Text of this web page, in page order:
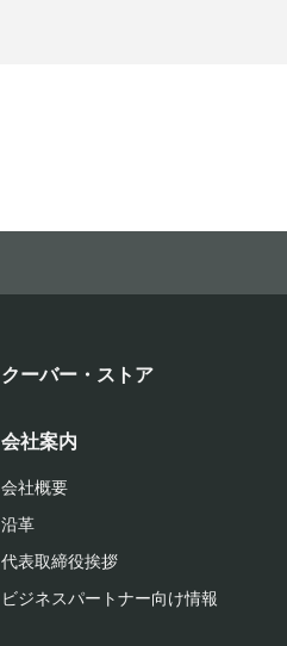
クーバー・ストア
会社案内
会社概要
沿革
代表取締役挨拶
ビジネスパートナー向け情報